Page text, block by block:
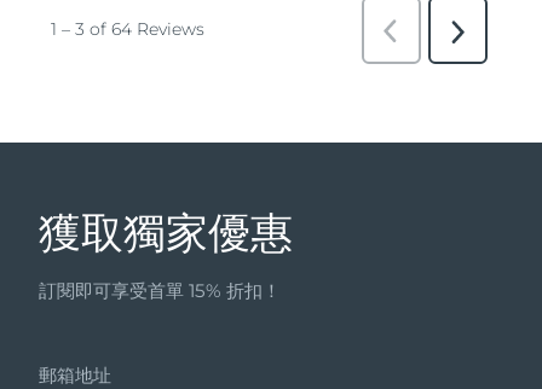
獲取獨家優惠
訂閱即可享受首單 15% 折扣！
郵箱地址